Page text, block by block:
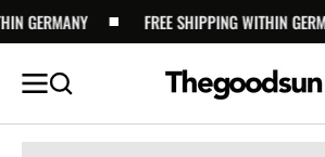
SKIP TO
CONTENT
FREE SHIPPING WITHIN GERMANY